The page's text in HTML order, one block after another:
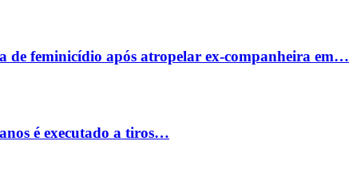
de feminicídio após atropelar ex-companheira em…
é executado a tiros…